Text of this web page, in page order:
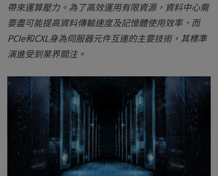
帶來運算壓力。為了高效運用有限資源，資料中心需
要盡可能提高資料傳輸速度及記憶體使用效率，而
PCIe和CXL身為伺服器元件互連的主要技術，其標準
演進受到業界關注。